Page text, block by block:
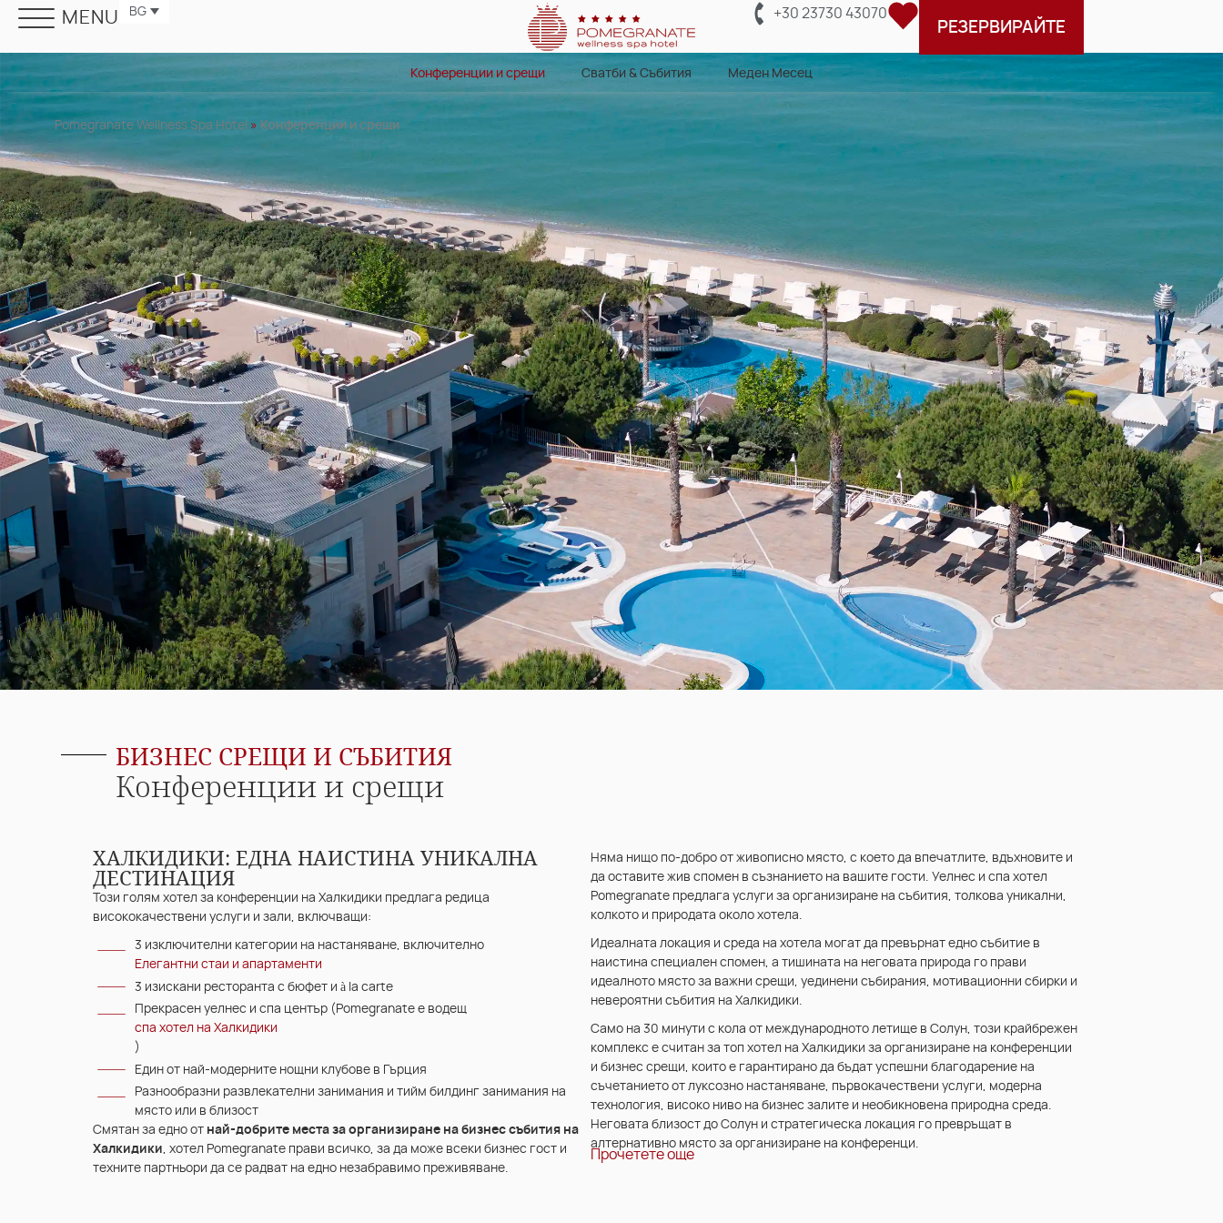
MENU BG +30 23730 43070
РЕЗЕРВИРАЙТЕ
Конференции и срещи Сватби & Събития Меден Месец
Pomegranate Wellness Spa Hotel » Конференции и срещи
БИЗНЕС СРЕЩИ И СЪБИТИЯ
Конференции и срещи
ХАЛКИДИКИ: ЕДНА НАИСТИНА УНИКАЛНА
ДЕСТИНАЦИЯ
Този голям хотел за конференции на Халкидики предлага редица
висококачествени услуги и зали, включващи:
3 изключителни категории на настаняване, включително
Елегантни стаи и апартаменти
3 изискани ресторанта с бюфет и à la carte
Прекрасен уелнес и спа център (Pomegranate е водещ
спа хотел на Халкидики
)
Един от най-модерните нощни клубове в Гърция
Разнообразни развлекателни занимания и тийм билдинг занимания на
място или в близост
Смятан за едно от най-добрите места за организиране на бизнес събития на
Халкидики, хотел Pomegranate прави всичко, за да може всеки бизнес гост и
техните партньори да се радват на едно незабравимо преживяване.
Няма нищо по-добро от живописно място, с което да впечатлите, вдъхновите и
да оставите жив спомен в съзнанието на вашите гости. Уелнес и спа хотел
Pomegranate предлага услуги за организиране на събития, толкова уникални,
колкото и природата около хотела.
Идеалната локация и среда на хотела могат да превърнат едно събитие в
наистина специален спомен, а тишината на неговата природа го прави
идеалното място за важни срещи, уединени събирания, мотивационни сбирки и
невероятни събития на Халкидики.
Само на 30 минути с кола от международното летище в Солун, този крайбрежен
комплекс е считан за топ хотел на Халкидики за организиране на конференции
и бизнес срещи, които е гарантирано да бъдат успешни благодарение на
съчетанието от луксозно настаняване, първокачествени услуги, модерна
технология, високо ниво на бизнес залите и необикновена природна среда.
Неговата близост до Солун и стратегическа локация го превръщат в
алтернативно място за организиране на конференци.
Прочететеоще